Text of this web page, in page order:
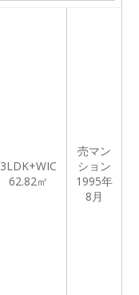
3LDK+WIC
62.82㎡
売マン
ション
1995年
8月